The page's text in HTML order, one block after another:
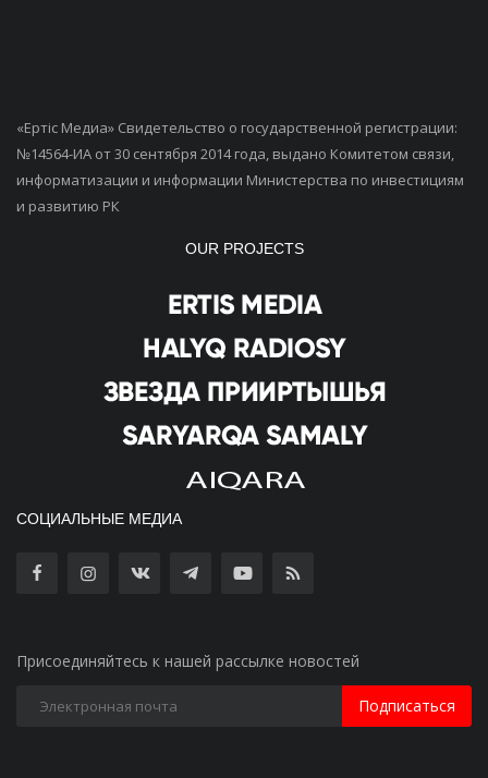
«Ертiс Медиа» Свидетельство о государственной регистрации:
№14564-ИА от 30 сентября 2014 года, выдано Комитетом связи,
информатизации и информации Министерства по инвестициям
и развитию РК
OUR PROJECTS
СОЦИАЛЬНЫЕ МЕДИА
Присоединяйтесь к нашей рассылке новостей
Подписаться